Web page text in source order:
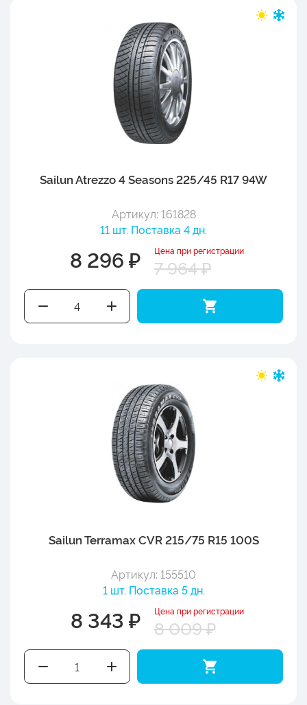
Sailun Atrezzo 4 Seasons 225/45 R17 94W
Артикул: 161828
11 шт. Поставка 4 дн.
8 296 ₽ Цена при регистрации
7 964 ₽
Sailun Terramax CVR 215/75 R15 100S
Артикул: 155510
1 шт. Поставка 5 дн.
8 343 ₽ Цена при регистрации
8 009 ₽